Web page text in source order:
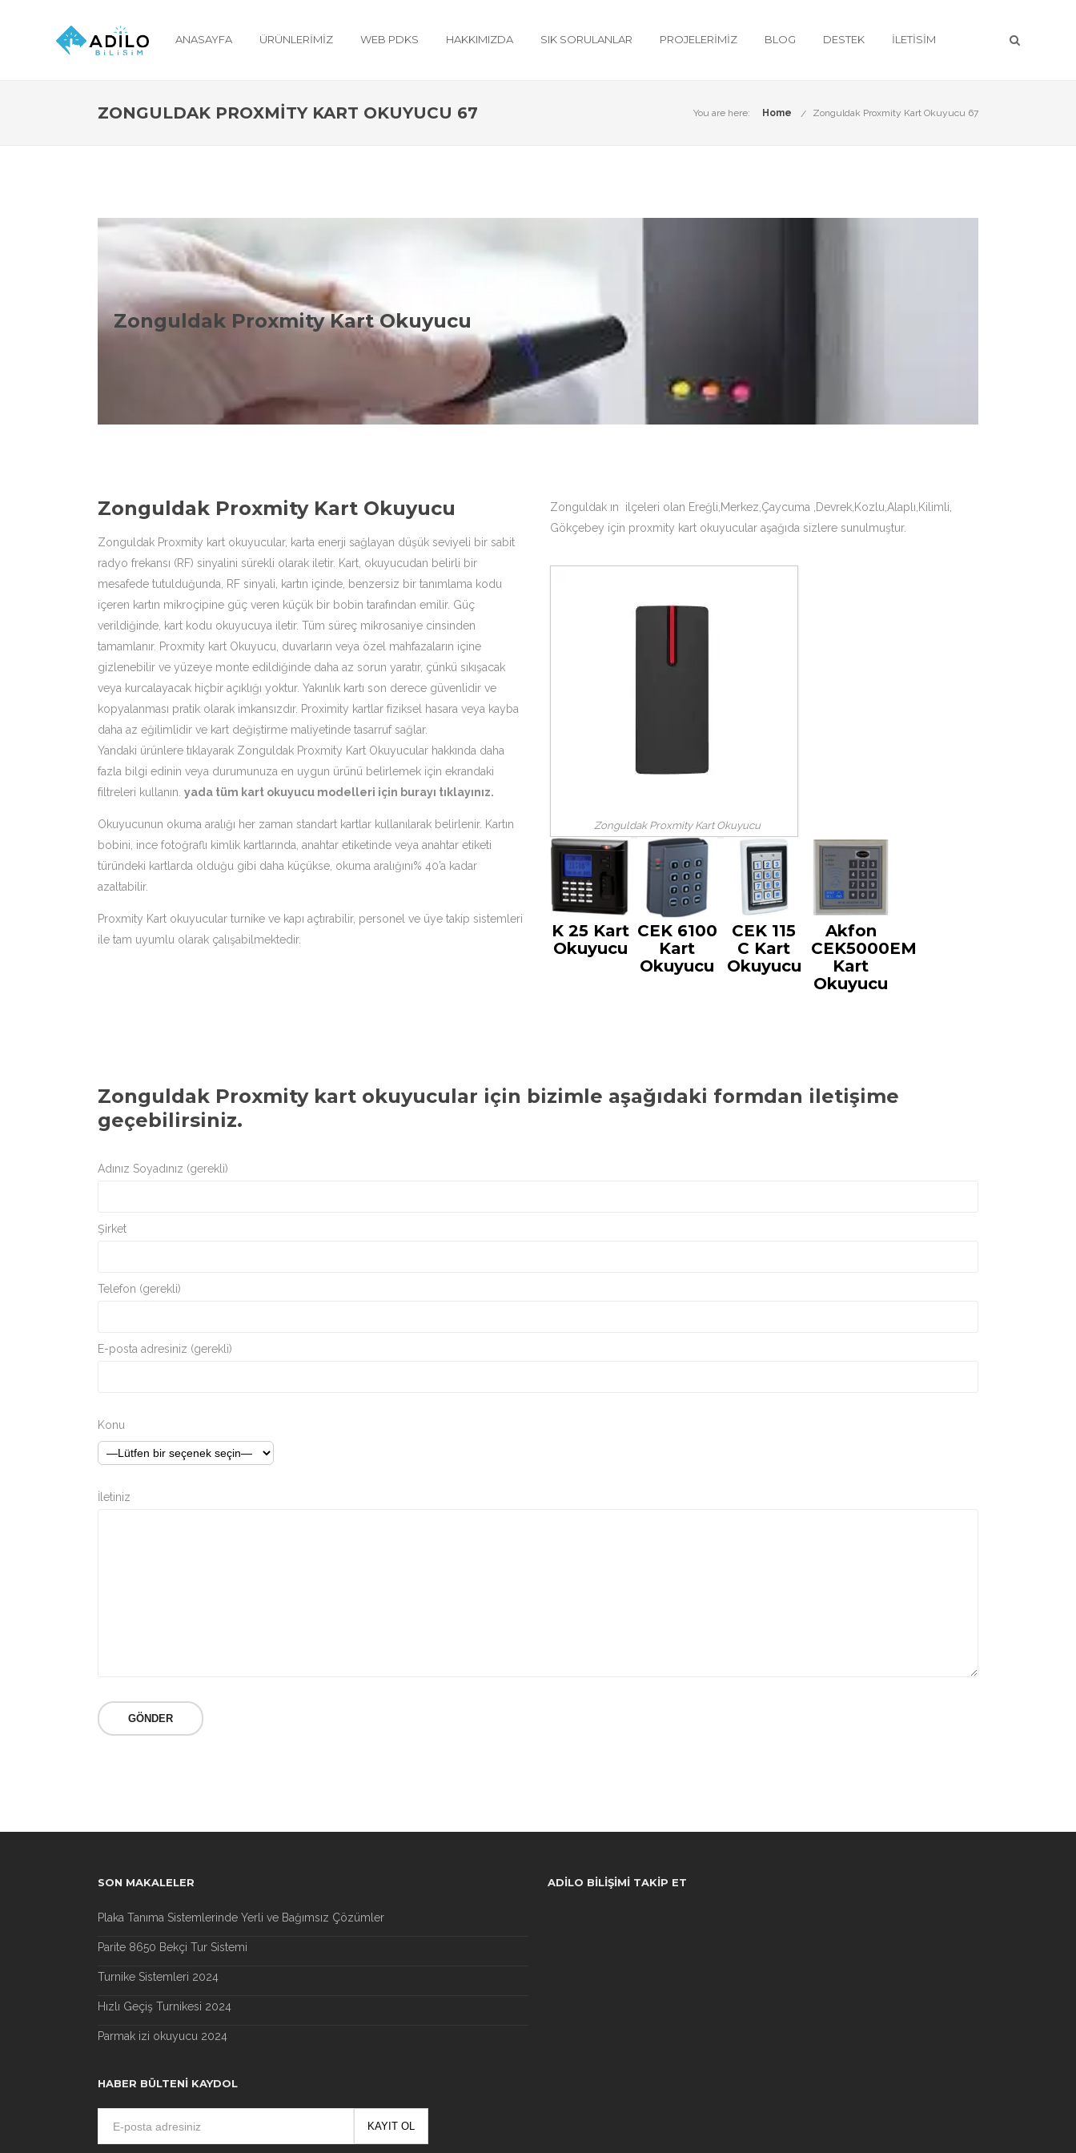
ANASAYFA ÜRÜNLERIMIZ WEB PDKS HAKKIMIZDA SIK SORULANLAR PROJELERIMIZ BLOG DESTEK İLETISIM
ZONGULDAK PROXMITY KART OKUYUCU 67 You are here: Home Zonguldak Proxmity Kart Okuyucu 67
Zonguldak Proxmity Kart Okuyucu
Zonguldak Proxmity Kart Okuyucu Çeşitleri
Zonguldak Proxmity kart okuyucu konusunda Adilo Bilişim olarak aşağıdaki ürün çeşitleri ile hizmetinizdeyiz.
Zonguldak Proxmity Kart Okuyucu
Zonguldak Proxmity kart okuyucular, karta enerji sağlayan düşük seviyeli bir sabit
radyo frekansı (RF) sinyalini sürekli olarak iletir. Kart, okuyucudan belirli bir
mesafede tutulduğunda, RF sinyali, kartın içinde, benzersiz bir tanımlama kodu
içeren kartın mikroçipine güç veren küçük bir bobin tarafından emilir. Güç
verildiğinde, kart kodu okuyucuya iletir. Tüm süreç mikrosaniye cinsinden
tamamlanır. Proxmity kart Okuyucu, duvarların veya özel mahfazaların içine
gizlenebilir ve yüzeye monte edildiğinde daha az sorun yaratır, çünkü sıkışacak
veya kurcalayacak hiçbir açıklığı yoktur. Yakınlık kartı son derece güvenlidir ve
kopyalanması pratik olarak imkansızdır. Proximity kartlar fiziksel hasara veya kayba
daha az eğilimlidir ve kart değiştirme maliyetinde tasarruf sağlar.
Yandaki ürünlere tıklayarak Zonguldak Proxmity Kart Okuyucular hakkında daha
fazla bilgi edinin veya durumunuza en uygun ürünü belirlemek için ekrandaki
filtreleri kullanın. yada tüm kart okuyucu modelleri için burayı tıklayınız.
Okuyucunun okuma aralığı her zaman standart kartlar kullanılarak belirlenir. Kartın
bobini, ince fotoğraflı kimlik kartlarında, anahtar etiketinde veya anahtar etiketi
türündeki kartlarda olduğu gibi daha küçükse, okuma aralığını% 40’a kadar
azaltabilir.
Proxmity Kart okuyucular turnike ve kapı açtırabilir, personel ve üye takip sistemleri
ile tam uyumlu olarak çalışabilmektedir.
Zonguldak ın ilçeleri olan Ereğli,Merkez,Çaycuma ,Devrek,Kozlu,Alaplı,Kilimli,
Gökçebey için proxmity kart okuyucular aşağıda sizlere sunulmuştur.
Zonguldak Proxmity Kart Okuyucu
K 25 Kart
Okuyucu
CEK 6100
Kart
Okuyucu
CEK 115
C Kart
Okuyucu
Akfon
CEK5000EM
Kart
Okuyucu
Zonguldak Proxmity kart okuyucular için bizimle aşağıdaki formdan iletişime
geçebilirsiniz.
Adınız Soyadınız (gerekli)
Şirket
Telefon (gerekli)
E-posta adresiniz (gerekli)
Konu
İletiniz
SON MAKALELER
Plaka Tanıma Sistemlerinde Yerli ve Bağımsız Çözümler
Parite 8650 Bekçi Tur Sistemi
Turnike Sistemleri 2024
Hızlı Geçiş Turnikesi 2024
Parmak izi okuyucu 2024
HABER BÜLTENI KAYDOL
ADILO BILIŞIMI TAKIP ET